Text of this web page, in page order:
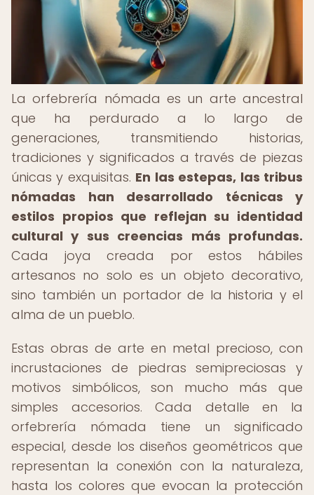
La orfebrería nómada es un arte ancestral
que ha perdurado a lo largo de
generaciones, transmitiendo historias,
tradiciones y significados a través de piezas
únicas y exquisitas. En las estepas, las tribus
nómadas han desarrollado técnicas y
estilos propios que reflejan su identidad
cultural y sus creencias más profundas.
Cada joya creada por estos hábiles
artesanos no solo es un objeto decorativo,
sino también un portador de la historia y el
alma de un pueblo.
Estas obras de arte en metal precioso, con
incrustaciones de piedras semipreciosas y
motivos simbólicos, son mucho más que
simples accesorios. Cada detalle en la
orfebrería nómada tiene un significado
especial, desde los diseños geométricos que
representan la conexión con la naturaleza,
hasta los colores que evocan la protección